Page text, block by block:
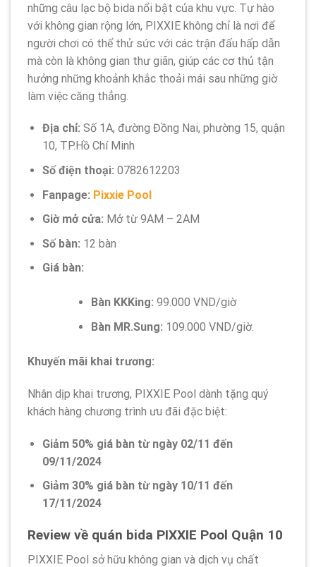
những câu lạc bộ bida nổi bật của khu vực. Tự hào
với không gian rộng lớn, PIXXIE không chỉ là nơi để
người chơi có thể thử sức với các trận đấu hấp dẫn
mà còn là không gian thư giãn, giúp các cơ thủ tận
hưởng những khoảnh khắc thoải mái sau những giờ
làm việc căng thẳng.
Địa chỉ: Số 1A, đường Đồng Nai, phường 15, quận
10, TP.Hồ Chí Minh
Số điện thoại: 0782612203
Fanpage: Pixxie Pool
Giờ mở cửa: Mở từ 9AM – 2AM
Số bàn: 12 bàn
Giá bàn:
Bàn KKKing: 99.000 VND/giờ
Bàn MR.Sung: 109.000 VND/giờ.
Khuyến mãi khai trương:
Nhân dịp khai trương, PIXXIE Pool dành tặng quý
khách hàng chương trình ưu đãi đặc biệt:
Giảm 50% giá bàn từ ngày 02/11 đến
09/11/2024
Giảm 30% giá bàn từ ngày 10/11 đến
17/11/2024
Review về quán bida PIXXIE Pool Quận 10
PIXXIE Pool sở hữu không gian và dịch vụ chất